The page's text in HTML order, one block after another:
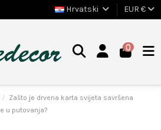
Hrvatski EUR €
0
Zašto je drvena karta svijeta savršena
u putovanja?